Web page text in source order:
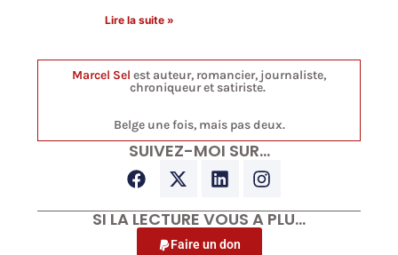
Lire la suite »
Marcel Sel est auteur, romancier, journaliste,
chroniqueur et satiriste.
Belge une fois, mais pas deux.
SUIVEZ-MOI SUR…
SI LA LECTURE VOUS A PLU…
Faire un don